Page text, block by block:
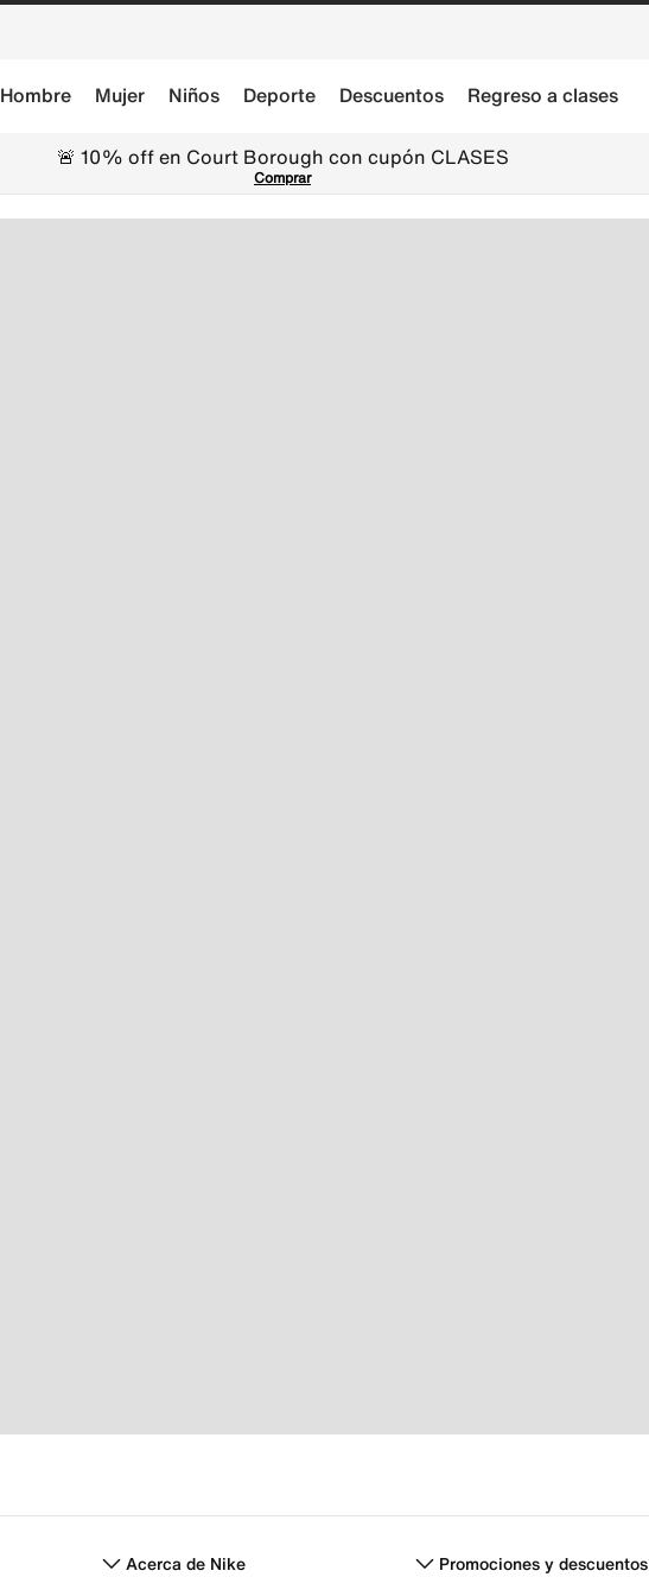
Hombre Mujer Niños Deporte Descuentos Regreso a clases
🚨 10% off en Court Borough con cupón CLASES
Comprar
Acerca de Nike Promociones y descuentos